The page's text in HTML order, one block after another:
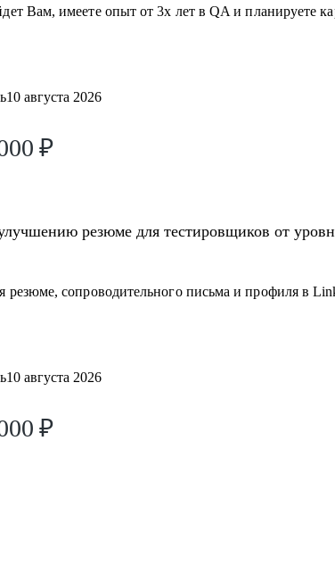
QA
Вам, имеете опыт от 3х лет в QA и планируете
10 августа 2026
₽
резюме для тестировщиков от
резюме, сопроводительного письма и профиля в
10 августа 2026
₽